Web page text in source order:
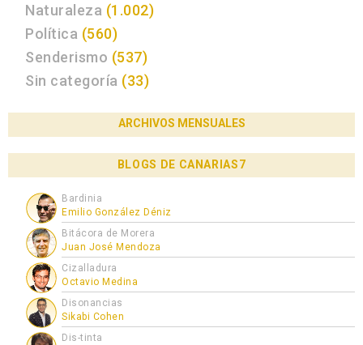
Naturaleza (1.002)
Política (560)
Senderismo (537)
Sin categoría (33)
ARCHIVOS MENSUALES
BLOGS DE CANARIAS7
Bardinia
Emilio González Déniz
Bitácora de Morera
Juan José Mendoza
Cizalladura
Octavio Medina
Disonancias
Sikabi Cohen
Dis-tinta